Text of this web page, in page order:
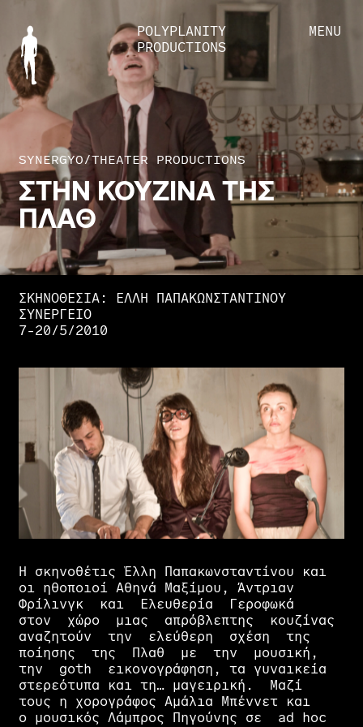
POLYPLANITY
PRODUCTIONS
MENU
SYNERGYO/THEATER PRODUCTIONS
ΣΤΗΝ ΚΟΥΖΙΝΑ ΤΗΣ
ΠΛΑΘ
ΣΚΗΝΟΘΕΣΙΑ: ΈΛΛΗ ΠΑΠΑΚΩΝΣΤΑΝΤΊΝΟΥ
ΣΥΝΕΡΓΕΙΟ
7-20/5/2010
Η σκηνοθέτις Έλλη Παπακωνσταντίνου
και
οι ηθοποιοί Αθηνά Μαξίμου,
Άντριαν
Φρίλινγκ
και Ελευθερία
Γεροφωκά
στον
χώρο μιας απρόβλεπτης
κουζίνας
αναζητούν
την ελεύθερη σχέση
της
ποίησης
της Πλαθ με την
μουσική,
την
goth εικονογράφηση, τα γυναικεία
στερεότυπα
και τη… μαγειρική.
Μαζί
τους η χορογράφος Αμάλια Μπέννετ και
ο μουσικός Λάμπρος Πηγούνης σε ad hoc